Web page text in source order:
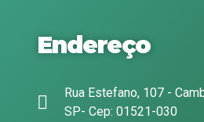
Endereço
Rua Estefano, 107 -
SP- Cep: 01521-030